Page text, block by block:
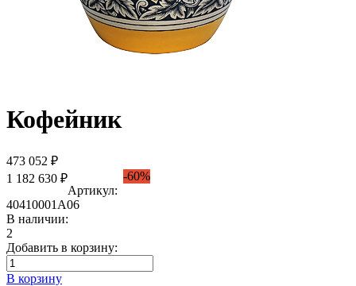
Кофейник
473 052 ₽
1 182 630 ₽
-60%
Артикул:
40410001А06
В наличии:
2
Добавить в корзину:
В корзину